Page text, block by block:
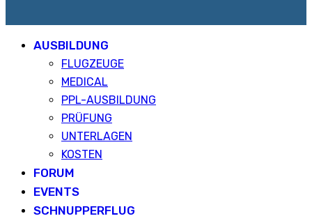
AUSBILDUNG
FLUGZEUGE
MEDICAL
PPL-AUSBILDUNG
PRÜFUNG
UNTERLAGEN
KOSTEN
FORUM
EVENTS
SCHNUPPERFLUG